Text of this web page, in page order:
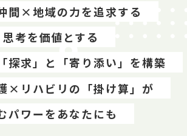
間×地域の力を追求する
思考を価値とする
探求」と「寄り添い」を構築
×リハビリの「掛け算」が
パワーをあなたにも